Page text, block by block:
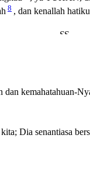
8 , dan kenallah
kemahatahuan-
Dia senantiasa